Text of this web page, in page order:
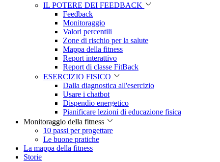
IL POTERE DEI FEEDBACK
Feedback
Monitoraggio
Valori percentili
Zone di rischio per la salute
Mappa della fitness
Report interattivo
Report di classe FitBack
ESERCIZIO FISICO
Dalla diagnostica all'esercizio
Usare i chatbot
Dispendio energetico
Pianificare lezioni di educazione fisica
Monitoraggio della fitness
10 passi per progettare
Le buone pratiche
La mappa della fitness
Storie